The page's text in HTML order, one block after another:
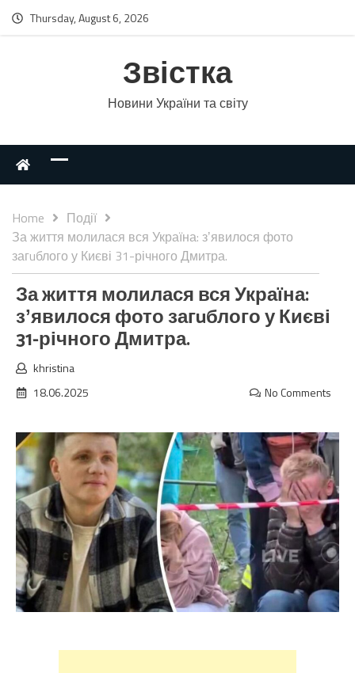
Thursday, August 6, 2026
Звістка
Новини України та світу
Home
Події
За життя молилася вся Україна: зʼявилося фото
загuблого у Києві 31-річного Дмитра.
За життя молилася вся Україна:
зʼявилося фото загuблого у Києві
31-річного Дмитра.
khristina
18.06.2025
No Comments